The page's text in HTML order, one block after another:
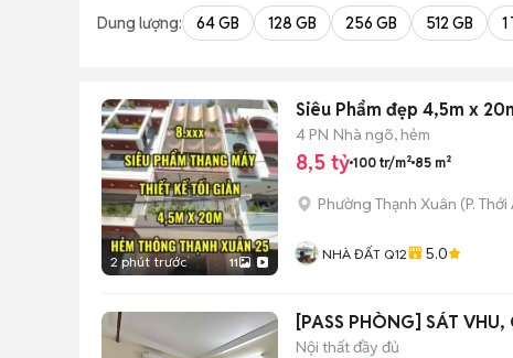
Dung lượng: 64 GB 128 GB 256 GB 512 GB 1
2 phút trước 11
Siêu Phẩm đẹp 4,5m x
4 PN Nhà ngõ, hẻm
8,5 tỷ 100 tr/m² 85 m²
Phường Thạnh Xuân (P. Thới
NHÀ ĐẤT Q12 5.0
[PASS PHÒNG] SÁT
Nội thất đầy đủ